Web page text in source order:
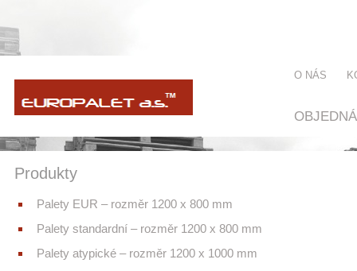
O NÁS
Produkty
Palety EUR – rozměr 1200 x 800 mm
Palety standardní – rozměr 1200 x 800 mm
Palety atypické – rozměr 1200 x 1000 mm